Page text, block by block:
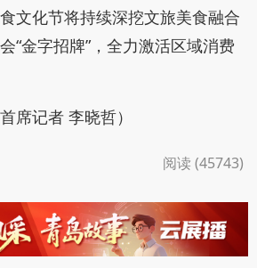
文化节将持续深挖文旅美食融合
“金字招牌”，全力激活区域消费
席记者 李晓哲）
阅读 (45743)